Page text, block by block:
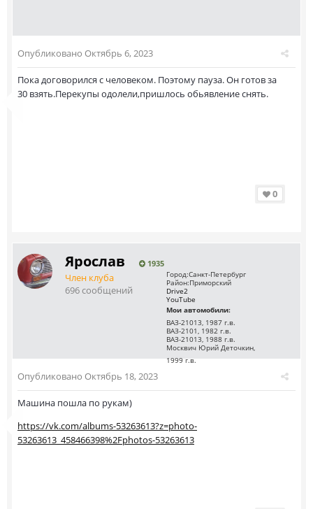
Опубликовано Октябрь 6, 2023
Пока договорился с человеком. Поэтому пауза. Он готов за
30 взять.Перекупы одолели,пришлось обьявление снять.
0
Ярослав 1935
Член клуба
696 сообщений
Город:Санкт-Петербург
Район:Приморский
Drive2
YouTube
Мои автомобили:
ВАЗ-21013, 1987 г.в.
ВАЗ-2101, 1982 г.в.
ВАЗ-21013, 1988 г.в.
Москвич Юрий Деточкин,
1999 г.в.
Опубликовано Октябрь 18, 2023
Машина пошла по рукам)
https://vk.com/albums-53263613?z=photo-
53263613_458466398%2Fphotos-53263613